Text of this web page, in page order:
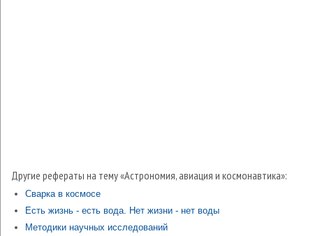
Другие рефераты на тему «Астрономия, авиация и космонавтика»:
Сварка в космосе
Есть жизнь - есть вода. Нет жизни - нет воды
Методики научных исследований